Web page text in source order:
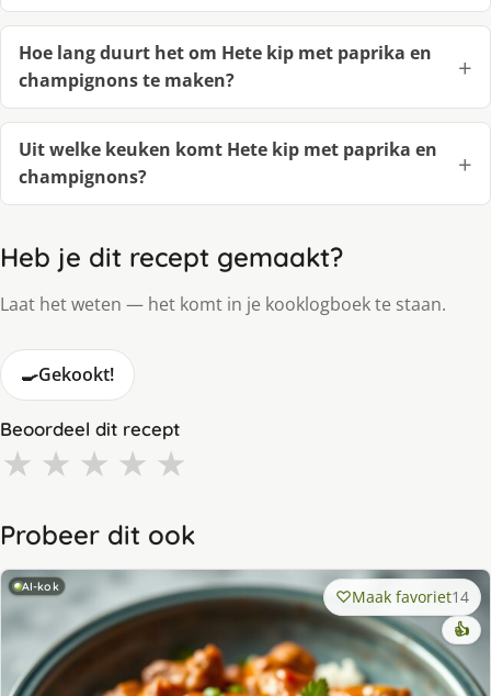
Hoe lang duurt het om Hete kip met paprika en
champignons te maken?
Uit welke keuken komt Hete kip met paprika en
champignons?
Heb je dit recept gemaakt?
Laat het weten — het komt in je kooklogboek te staan.
🍳Gekookt!
Beoordeel dit recept
★ ★ ★ ★ ★
Probeer dit ook
AI-kok Maak favoriet14
👍